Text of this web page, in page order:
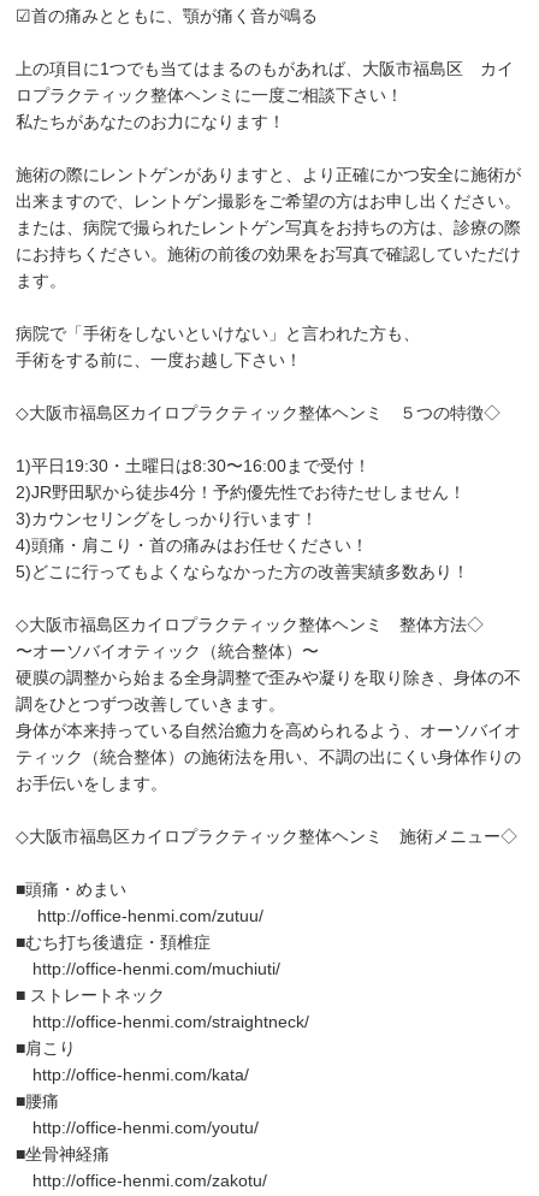
☑首の痛みとともに、顎が痛く音が鳴る
上の項目に1つでも当てはまるのもがあれば、大阪市福島区 カイ
ロプラクティック整体ヘンミに一度ご相談下さい！
私たちがあなたのお力になります！
施術の際にレントゲンがありますと、より正確にかつ安全に施術が
出来ますので、レントゲン撮影をご希望の方はお申し出ください。
または、病院で撮られたレントゲン写真をお持ちの方は、診療の際
にお持ちください。施術の前後の効果をお写真で確認していただけ
ます。
病院で「手術をしないといけない」と言われた方も、
手術をする前に、一度お越し下さい！
◇大阪市福島区カイロプラクティック整体ヘンミ ５つの特徴◇
1)平日19:30・土曜日は8:30〜16:00まで受付！
2)JR野田駅から徒歩4分！予約優先性でお待たせしません！
3)カウンセリングをしっかり行います！
4)頭痛・肩こり・首の痛みはお任せください！
5)どこに行ってもよくならなかった方の改善実績多数あり！
◇大阪市福島区カイロプラクティック整体ヘンミ 整体方法◇
〜オーソバイオティック（統合整体）〜
硬膜の調整から始まる全身調整で歪みや凝りを取り除き、身体の不
調をひとつずつ改善していきます。
身体が本来持っている自然治癒力を高められるよう、オーソバイオ
ティック（統合整体）の施術法を用い、不調の出にくい身体作りの
お手伝いをします。
◇大阪市福島区カイロプラクティック整体ヘンミ 施術メニュー◇
■頭痛・めまい
http://office-henmi.com/zutuu/
■むち打ち後遺症・頚椎症
http://office-henmi.com/muchiuti/
■ ストレートネック
http://office-henmi.com/straightneck/
■肩こり
http://office-henmi.com/kata/
■腰痛
http://office-henmi.com/youtu/
■坐骨神経痛
http://office-henmi.com/zakotu/